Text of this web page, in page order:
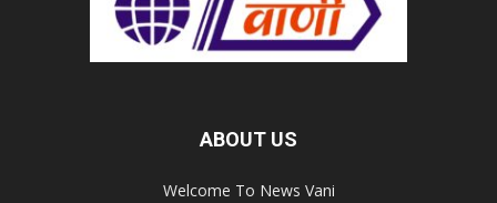
ABOUT US
Welcome To News Vani